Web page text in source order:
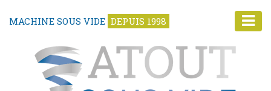
MACHINE SOUS VIDE DEPUIS 1998